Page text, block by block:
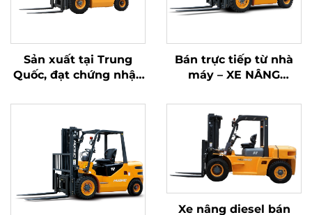
Sản xuất tại Trung
Quốc, đạt chứng nhận
trực tiếp từ nhà máy
Bán trực tiếp từ nhà
máy – XE NÂNG
BÁNH THƯƠNG HIỆU
MỚI NĂM 2025 CỦA
HUAHE TRUNG QUỐC
Xe nâng diesel bán